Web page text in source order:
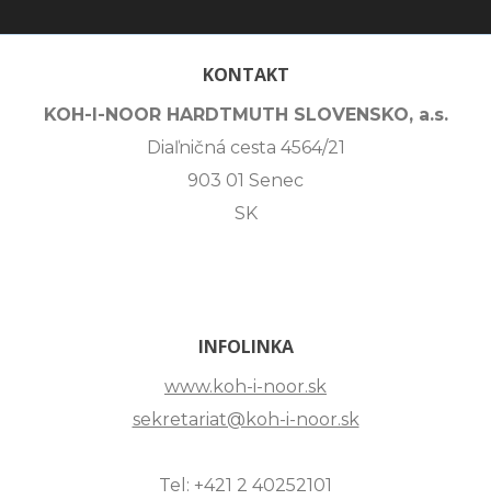
KONTAKT
KOH-I-NOOR HARDTMUTH SLOVENSKO, a.s.
Diaľničná cesta 4564/21
903 01 Senec
SK
INFOLINKA
www.koh-i-noor.sk
sekretariat@koh-i-noor.sk
Tel: +421 2 40252101